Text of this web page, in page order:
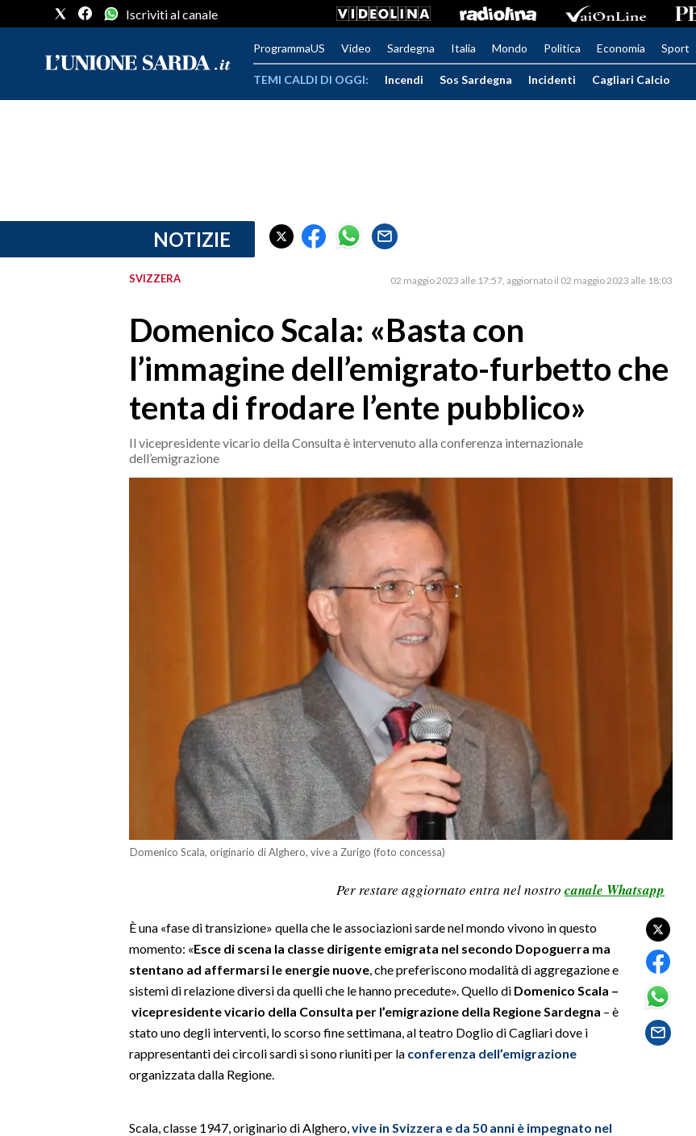
PROVINCIA DI CAGLIARI
Iscriviti al canale
ProgrammaUS Video Sardegna Italia Mondo Politica Economia Sport
TEMI CALDI DI OGGI: Incendi Sos Sardegna Incidenti Cagliari Calcio
NOTIZIE
SVIZZERA 02 maggio 2023 alle 17:57 aggiornato il 02 maggio 2023 alle 18:03
Domenico Scala: «Basta con
l’immagine dell’emigrato-furbetto che
tenta di frodare l’ente pubblico»
Il vicepresidente vicario della Consulta è intervenuto alla conferenza internazionale
dell’emigrazione
Domenico Scala, originario di Alghero, vive a Zurigo (foto concessa)
Per restare aggiornato entra nel nostro canale Whatsapp
È una «fase di transizione» quella che le associazioni sarde nel mondo vivono in questo
momento: «Esce di scena la classe dirigente emigrata nel secondo Dopoguerra ma
stentano ad affermarsi le energie nuove, che preferiscono modalità di aggregazione e
sistemi di relazione diversi da quelli che le hanno precedute». Quello di Domenico Scala –
vicepresidente vicario della Consulta per l’emigrazione della Regione Sardegna – è
stato uno degli interventi, lo scorso fine settimana, al teatro Doglio di Cagliari dove i
rappresentanti dei circoli sardi si sono riuniti per la conferenza dell’emigrazione
organizzata dalla Regione.
Scala, classe 1947, originario di Alghero,vive in Svizzera e da 50 anni è impegnato nel